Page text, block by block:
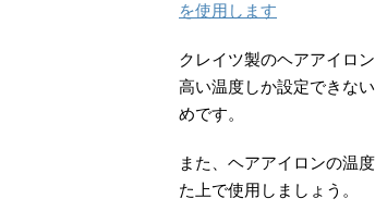
を使用します
クレイツ製のヘアアイロ
高い温度しか設定できな
めです。
また、ヘアアイロンの温
た上で使用しましょう。